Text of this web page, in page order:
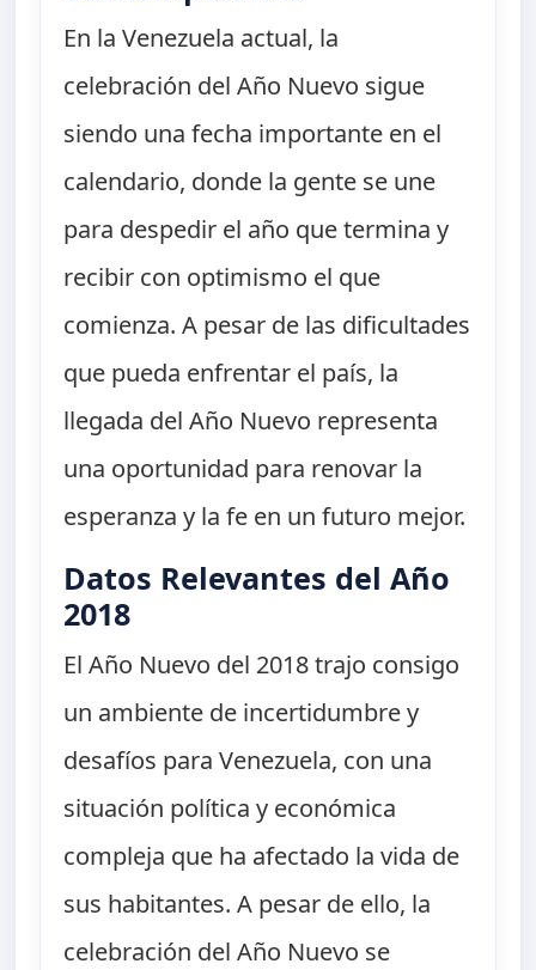
En la Venezuela actual, la
celebración del Año Nuevo sigue
siendo una fecha importante en el
calendario, donde la gente se une
para despedir el año que termina y
recibir con optimismo el que
comienza. A pesar de las dificultades
que pueda enfrentar el país, la
llegada del Año Nuevo representa
una oportunidad para renovar la
esperanza y la fe en un futuro mejor.
Datos Relevantes del Año
2018
El Año Nuevo del 2018 trajo consigo
un ambiente de incertidumbre y
desafíos para Venezuela, con una
situación política y económica
compleja que ha afectado la vida de
sus habitantes. A pesar de ello, la
celebración del Año Nuevo se